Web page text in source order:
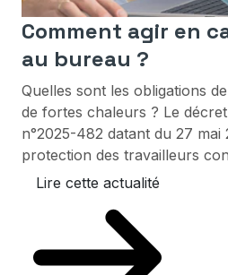
Comment agir en
au bureau ?
Quelles sont les obligations
de fortes chaleurs ? Le décret
n°2025-482 datant du 27 mai
protection des travailleurs
Lire cette actualité